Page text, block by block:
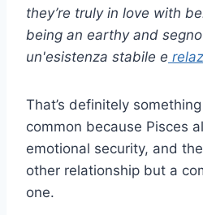
they’re truly in love with
being an earthy and
un'esistenza stabile e
That’s definitely
common because Pisces
emotional security, and
other relationship but a
one.